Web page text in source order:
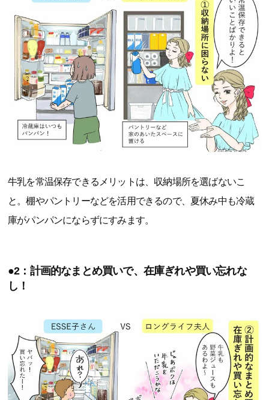
牛乳を常温保存できるメリットは、収納場所を選ばないこ
と。棚やパントリーなどを活用できるので、夏休み中も冷蔵
庫がパンパンにならずにすみます。
●2：計画的なまとめ買いで、在庫ぎれや買い忘れな
し！